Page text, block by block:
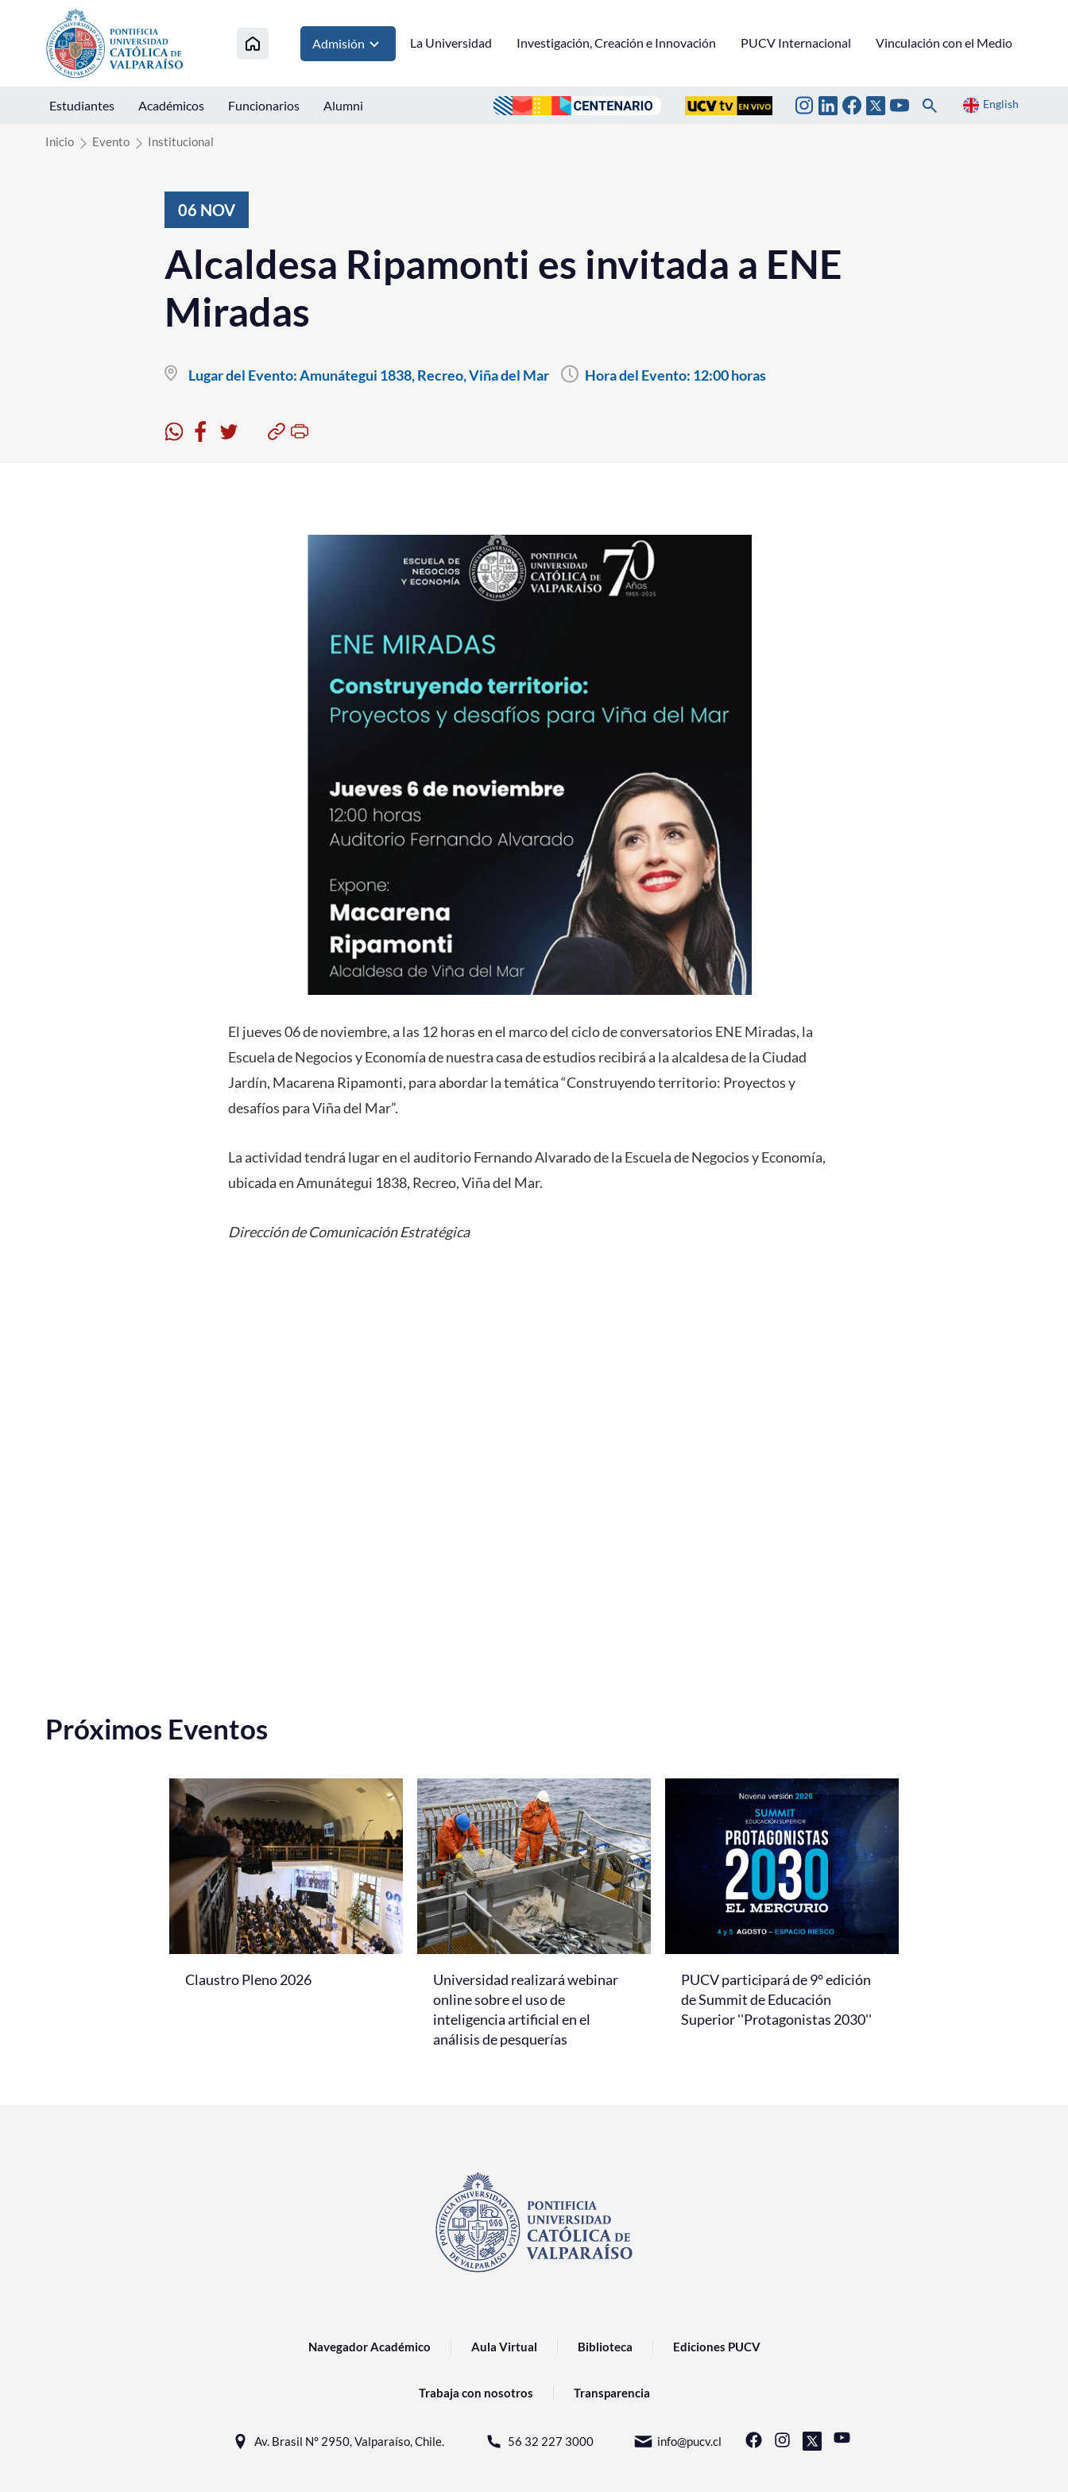
Click acá para ir directamente al contenido
Admisión La Universidad Investigación, Creación e Innovación PUCV Internacional Vinculación con el Medio
Estudiantes Académicos Funcionarios Alumni English
Inicio Evento Institucional
06 NOV
Alcaldesa Ripamonti es invitada a ENE
Miradas
Lugar del Evento:Amunátegui 1838, Recreo, Viña del Mar Hora del Evento: 12:00 horas
El jueves 06 de noviembre, a las 12 horas en el marco del ciclo de conversatorios ENE Miradas, la
Escuela de Negocios y Economía de nuestra casa de estudios recibirá a la alcaldesa de la Ciudad
Jardín, Macarena Ripamonti, para abordar la temática “Construyendo territorio: Proyectos y
desafíos para Viña del Mar”.
La actividad tendrá lugar en el auditorio Fernando Alvarado de la Escuela de Negocios y Economía,
ubicada en Amunátegui 1838, Recreo, Viña del Mar.
Dirección de Comunicación Estratégica
Próximos Eventos
Claustro Pleno 2026
Universidad realizará webinar
online sobre el uso de
inteligencia artificial en el
análisis de pesquerías
PUCV participará de 9° edición
de Summit de Educación
Superior ''Protagonistas 2030''
Navegador Académico Aula Virtual Biblioteca Ediciones PUCV
Trabaja con nosotros Transparencia
Av. Brasil N° 2950, Valparaíso, Chile. 56 32 227 3000 info@pucv.cl